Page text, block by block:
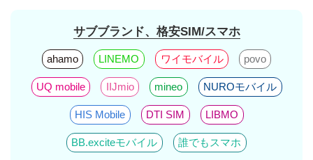
サブブランド、格安SIM/スマホ
ahamo LINEMO ワイモバイル povo
UQ mobile IIJmio mineo NUROモバイル
HIS Mobile DTI SIM LIBMO
BB.exciteモバイル 誰でもスマホ